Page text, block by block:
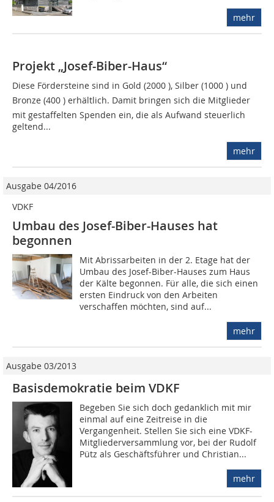
mehr
Projekt „Josef-Biber-Haus“
Diese Fördersteine sind in Gold (2000 ), Silber (1000 ) und
Bronze (400 ) erhältlich. Damit bringen sich die Mitglieder
mit gestaffelten Spenden ein, die als Aufwand steuerlich
geltend...
mehr
Ausgabe 04/2016
VDKF
Umbau des Josef-Biber-Hauses hat
begonnen
Mit Abrissarbeiten in der 2. Etage hat der
Umbau des Josef-Biber-Hauses zum Haus
der Kälte begonnen. Für alle, die sich einen
ersten Eindruck von den Arbeiten
verschaffen möchten, sind auf...
mehr
Ausgabe 03/2013
Basisdemokratie beim VDKF
Begeben Sie sich doch gedanklich mit mir
einmal auf eine Zeitreise in die
Vergangenheit. Stellen Sie sich eine VDKF-
Mitgliederversammlung vor, bei der Rudolf
Pütz als Geschäftsführer und Christian...
mehr